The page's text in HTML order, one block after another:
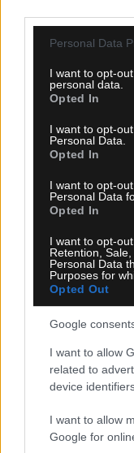
Please note that
not limited to your
grant or deny
use your data for
consent section.
Personal Data
I want to opt-
personal data.
Opted In
I want to opt-
Personal Data.
Opted In
I want to opt-
Personal Data
Opted In
I want to opt-
Retention,
Personal Data
Purposes for
Opted Out
Google
I want to allow
related to
device
I want to allow
Google for
08.08.2026, 23:33
(vid)
08.08.2026, 23:10